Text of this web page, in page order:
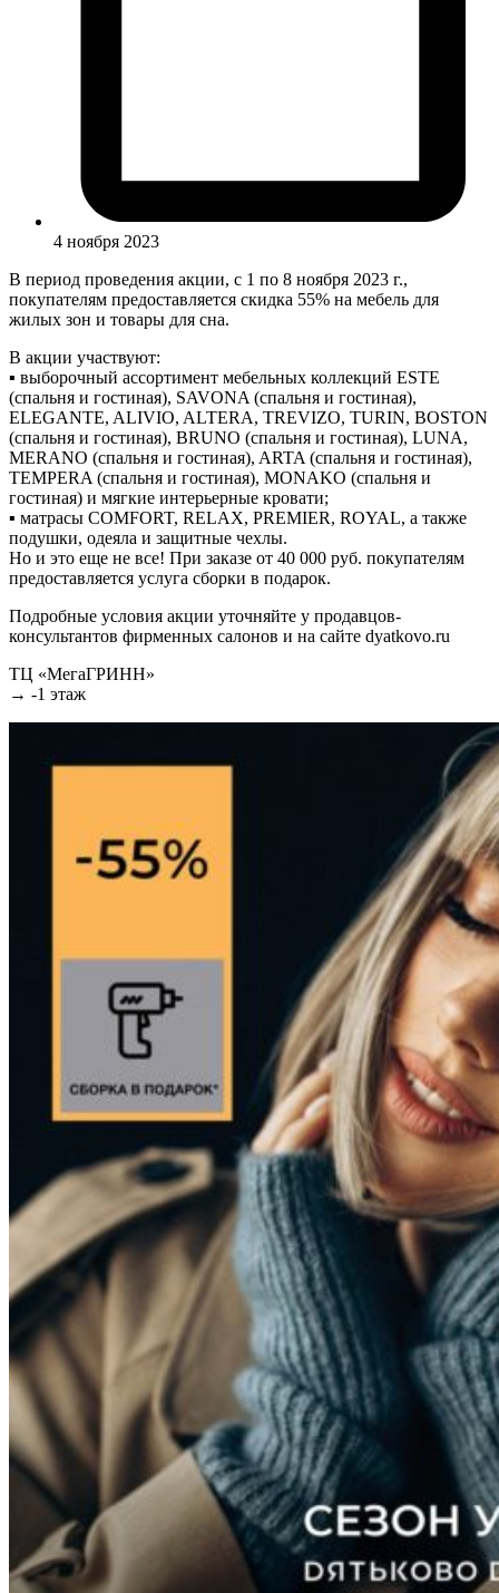
4 ноября 2023
В период проведения акции, с 1 по 8 ноября 2023 г.,
покупателям предоставляется скидка 55% на мебель для
жилых зон и товары для сна.
В акции участвуют:
▪ выборочный ассортимент мебельных коллекций ESTE
(спальня и гостиная), SAVONA (спальня и гостиная),
ELEGANTE, ALIVIO, ALTERA, TREVIZO, TURIN, BOSTON
(спальня и гостиная), BRUNO (спальня и гостиная), LUNA,
MERANO (спальня и гостиная), ARTA (спальня и гостиная),
TEMPERA (спальня и гостиная), MONAKO (спальня и
гостиная) и мягкие интерьерные кровати;
▪ матрасы COMFORT, RELAX, PREMIER, ROYAL, а также
подушки, одеяла и защитные чехлы.
Но и это еще не все! При заказе от 40 000 руб. покупателям
предоставляется услуга сборки в подарок.
Подробные условия акции уточняйте у продавцов-
консультантов фирменных салонов и на сайте dyatkovo.ru
ТЦ «МегаГРИНН»
→ -1 этаж